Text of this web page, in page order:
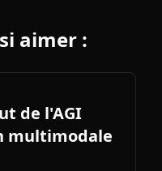
aimer :
de l'AGI
multimodale